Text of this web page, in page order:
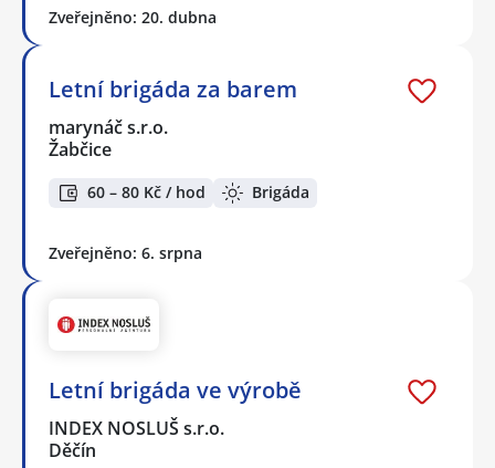
Zveřejněno: 20. dubna
Letní brigáda za barem
marynáč s.r.o.
Žabčice
60 – 80 Kč / hod Brigáda
Zveřejněno: 6. srpna
Letní brigáda ve výrobě
INDEX NOSLUŠ s.r.o.
Děčín